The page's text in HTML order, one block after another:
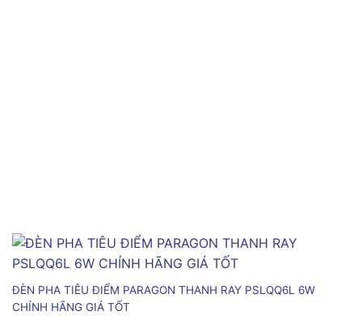
ĐÈN PHA TIÊU ĐIỂM PARAGON THANH RAY PSLQQ6L 6W
CHÍNH HÃNG GIÁ TỐT